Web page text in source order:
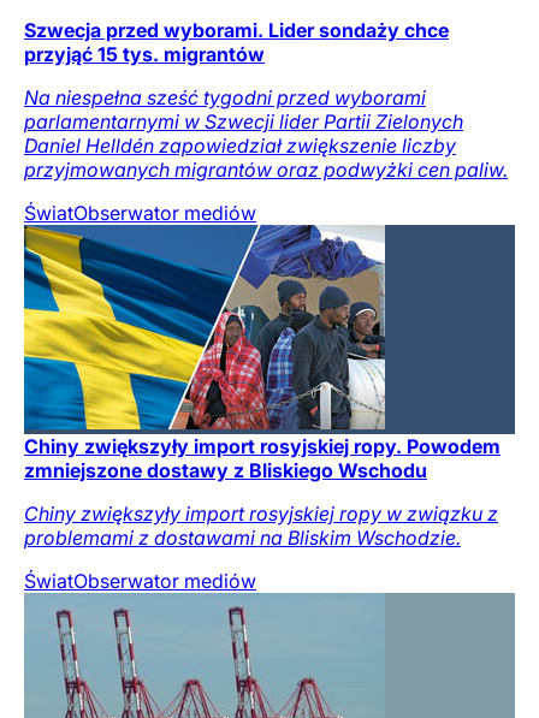
Szwecja przed wyborami. Lider sondaży chce
przyjąć 15 tys. migrantów
Na niespełna sześć tygodni przed wyborami
parlamentarnymi w Szwecji lider Partii Zielonych
Daniel Helldén zapowiedział zwiększenie liczby
przyjmowanych migrantów oraz podwyżki cen paliw.
ŚwiatObserwator mediów
Chiny zwiększyły import rosyjskiej ropy. Powodem
zmniejszone dostawy z Bliskiego Wschodu
Chiny zwiększyły import rosyjskiej ropy w związku z
problemami z dostawami na Bliskim Wschodzie.
ŚwiatObserwator mediów